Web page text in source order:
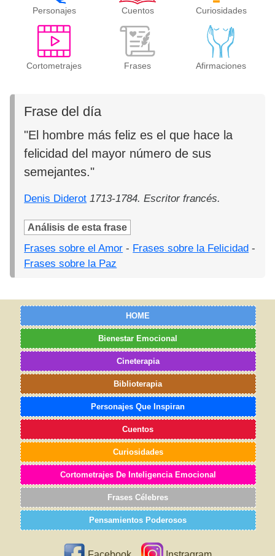
Personajes Cuentos Curiosidades
Cortometrajes Frases Afirmaciones
Frase del día
"El hombre más feliz es el que hace la
felicidad del mayor número de sus
semejantes."
Denis Diderot 1713-1784. Escritor francés.
Análisis de esta frase
Frases sobre el Amor - Frases sobre la Felicidad -
Frases sobre la Paz
HOME
Bienestar Emocional
Cineterapia
Biblioterapia
Personajes Que Inspiran
Cuentos
Curiosidades
Cortometrajes De Inteligencia Emocional
Frases Célebres
Pensamientos Poderosos